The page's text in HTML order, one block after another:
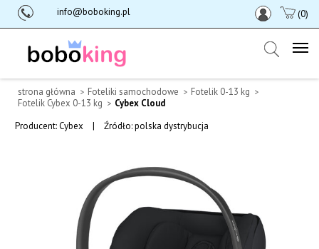
info@boboking.pl (0)
strona główna Foteliki samochodowe
Fotelik 0-13 kg
Fotelik Cybex 0-13 kg
Cybex Cloud
Producent:Cybex | Źródło: polska dystrybucja